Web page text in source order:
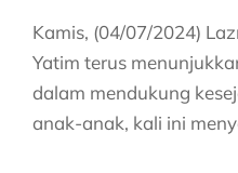
Kamis, (04/07/2024)
Yatim terus
dalam mendukung
anak-anak, kali ini